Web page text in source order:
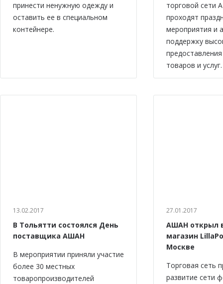
принести ненужную одежду и
оставить ее в специальном
контейнере.
торговой сети
проходят
мероприятия и
поддержку
товаров и услуг.
13.02.2017
В Тольятти состоялся День
поставщика АШАН
В мероприятии приняли участие
более 30 местных
товаропроизводителей
27.01.2017
АШАН открыл
магазин
Москве
Торговая сеть
развитие сети